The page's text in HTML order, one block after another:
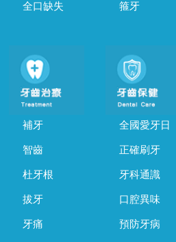
全口缺失 箍牙
補牙
智齒
杜牙根
拔牙
牙痛
全國愛牙日
正確刷牙
牙科通識
口腔異味
預防牙病